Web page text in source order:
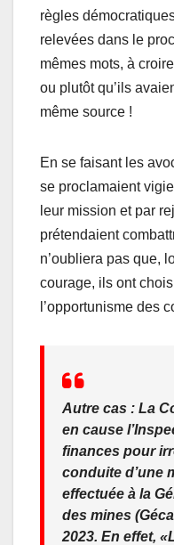
règles
relevées dans le
mêmes mots, à
ou plutôt qu’ils
même source !
En se faisant les
se proclamaient
leur mission et par
prétendaient
n’oubliera pas que,
courage, ils ont
l’opportunisme des
Autre cas : La
en cause
finances pour
conduite d’une
effectuée à la
des mines
2023. En effet,